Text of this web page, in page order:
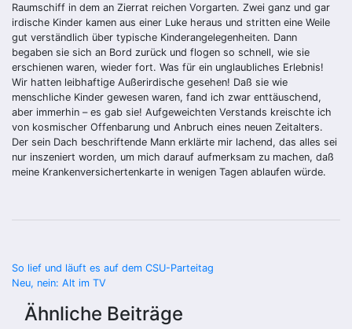
Raumschiff in dem an Zierrat reichen Vorgarten. Zwei ganz und gar
irdische Kinder kamen aus einer Luke heraus und stritten eine Weile
gut verständlich über typische Kinderangelegenheiten. Dann
begaben sie sich an Bord zurück und flogen so schnell, wie sie
erschienen waren, wieder fort. Was für ein unglaubliches Erlebnis!
Wir hatten leibhaftige Außerirdische gesehen! Daß sie wie
menschliche Kinder gewesen waren, fand ich zwar enttäuschend,
aber immerhin – es gab sie! Aufgeweichten Verstands kreischte ich
von kosmischer Offenbarung und Anbruch eines neuen Zeitalters.
Der sein Dach beschriftende Mann erklärte mir lachend, das alles sei
nur inszeniert worden, um mich darauf aufmerksam zu machen, daß
meine Krankenversichertenkarte in wenigen Tagen ablaufen würde.
Beitragsnavigation
So lief und läuft es auf dem CSU-Parteitag
Neu, nein: Alt im TV
Ähnliche Beiträge